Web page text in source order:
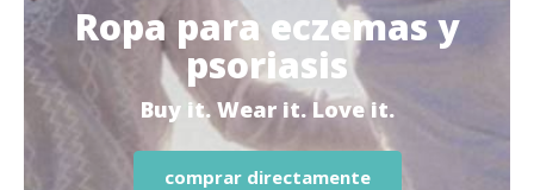
Ropa para eczemas y
psoriasis
Buy it. Wear it. Love it.
comprar directamente